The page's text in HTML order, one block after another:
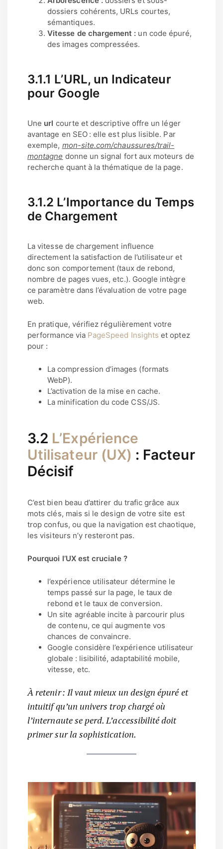
dossiers cohérents, URLs courtes,
sémantiques.
Vitesse de chargement : un code épuré,
des images compressées.
3.1.1 L’URL, un Indicateur
pour Google
Une url courte et descriptive offre un léger
avantage en SEO : elle est plus lisible. Par
exemple, mon-site.com/chaussures/trail-
montagne donne un signal fort aux moteurs de
recherche quant à la thématique de la page.
3.1.2 L’Importance du Temps
de Chargement
La vitesse de chargement influence
directement la satisfaction de l’utilisateur et
donc son comportement (taux de rebond,
nombre de pages vues, etc.). Google intègre
ce paramètre dans l’évaluation de votre page
web.
En pratique, vérifiez régulièrement votre
performance via PageSpeed Insights et optez
pour :
La compression d’images (formats
WebP).
L’activation de la mise en cache.
La minification du code CSS/JS.
3.2 L’Expérience
Utilisateur (UX) : Facteur
Décisif
C’est bien beau d’attirer du trafic grâce aux
mots clés, mais si le design de votre site est
trop confus, ou que la navigation est chaotique,
les visiteurs n’y resteront pas.
Pourquoi l’UX est cruciale ?
l’expérience utilisateur détermine le
temps passé sur la page, le taux de
rebond et le taux de conversion.
Un site agréable incite à parcourir plus
de contenu, ce qui augmente vos
chances de convaincre.
Google considère l’expérience utilisateur
globale : lisibilité, adaptabilité mobile,
vitesse, etc.
À retenir : Il vaut mieux un design épuré et
intuitif qu’un univers trop chargé où
l’internaute se perd. L’accessibilité doit
primer sur la sophistication.